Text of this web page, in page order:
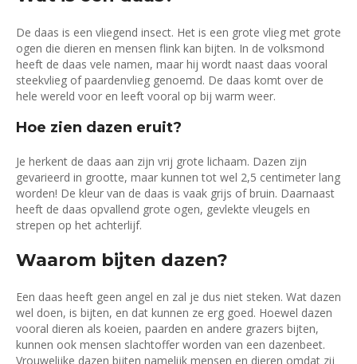
De daas is een vliegend insect. Het is een grote vlieg met grote
ogen die dieren en mensen flink kan bijten. In de volksmond
heeft de daas vele namen, maar hij wordt naast daas vooral
steekvlieg of paardenvlieg genoemd. De daas komt over de
hele wereld voor en leeft vooral op bij warm weer.
Hoe zien dazen eruit?
Je herkent de daas aan zijn vrij grote lichaam. Dazen zijn
gevarieerd in grootte, maar kunnen tot wel 2,5 centimeter lang
worden! De kleur van de daas is vaak grijs of bruin. Daarnaast
heeft de daas opvallend grote ogen, gevlekte vleugels en
strepen op het achterlijf.
Waarom bijten dazen?
Een daas heeft geen angel en zal je dus niet steken. Wat dazen
wel doen, is bijten, en dat kunnen ze erg goed. Hoewel dazen
vooral dieren als koeien, paarden en andere grazers bijten,
kunnen ook mensen slachtoffer worden van een dazenbeet.
Vrouwelijke dazen bijten namelijk mensen en dieren omdat zij